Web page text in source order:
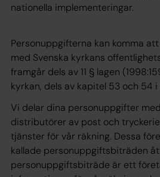
nationella implementeringar.
Personuppgifterna kan komma
med Svenska kyrkans
framgår dels av 11 § lagen
kyrkan, dels av kapitel 53 och 54
Vi delar dina personuppgifter
distributörer av post och
tjänster för vår räkning. Dessa
kallade personuppgiftsbiträden
personuppgiftsbiträde är ett